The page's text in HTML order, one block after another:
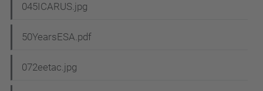
045ICARUS.jpg
50YearsESA.pdf
072eetac.jpg